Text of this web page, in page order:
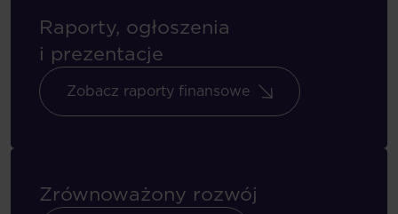
Raporty, ogłoszenia
i prezentacje
Zobacz raporty finansowe
Zrównoważony rozwój